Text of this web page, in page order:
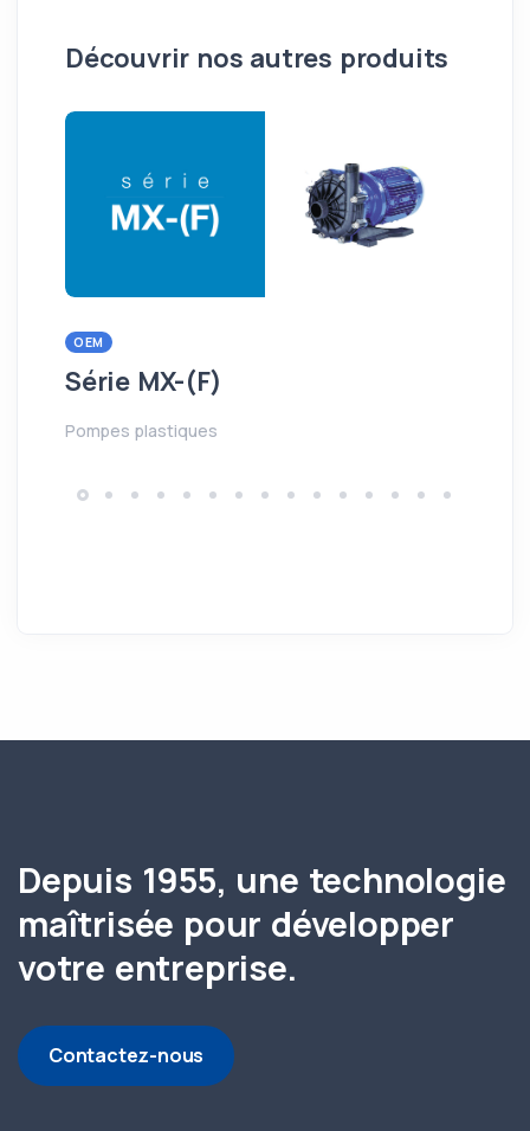
Découvrir nos autres produits
OEM
Série MX-(F)
Pompes plastiques
Depuis 1955, une technologie
maîtrisée pour développer
votre entreprise.
Contactez-nous